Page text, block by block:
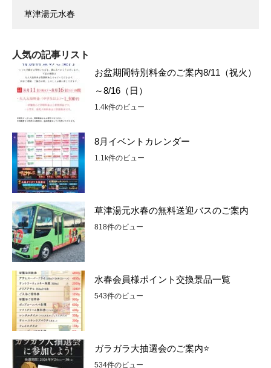
草津湯元水春
人気の記事リスト
お盆期間特別料金のご案内8/11（祝火）
～8/16（日）
1.4k件のビュー
8月イベントカレンダー
1.1k件のビュー
草津湯元水春の無料送迎バスのご案内
818件のビュー
水春会員様ポイント交換景品一覧
543件のビュー
ガラガラ大抽選会のご案内⭐
534件のビュー